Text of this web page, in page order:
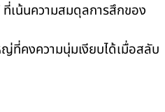
ที่เน้นความสมดุลการสึกของ
ที่คงความนุ่มเงียบได้เมื่อสลับ